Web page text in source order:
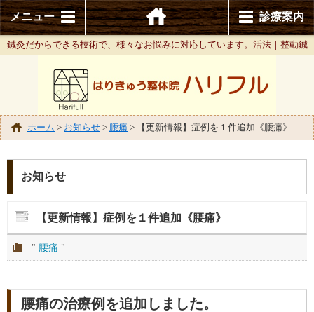
メニュー 診療案内
鍼灸だからできる技術で、様々なお悩みに対応しています。活法｜整動鍼
ホーム > お知らせ > 腰痛 > 【更新情報】症例を１件追加《腰痛》
お知らせ
【更新情報】症例を１件追加《腰痛》
" 腰痛 "
腰痛の治療例を追加しました。